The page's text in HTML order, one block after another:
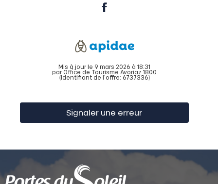
Mis à jour le 9 mars 2026 à 18:31
par Office de Tourisme Avoriaz 1800
(Identifiant de l'offre: 6737336)
Signaler une erreur